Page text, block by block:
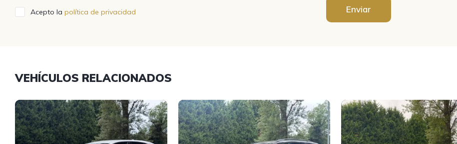
Acepto la política de privacidad Enviar
VEHÍCULOS RELACIONADOS